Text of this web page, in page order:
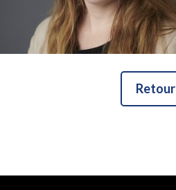
Retour